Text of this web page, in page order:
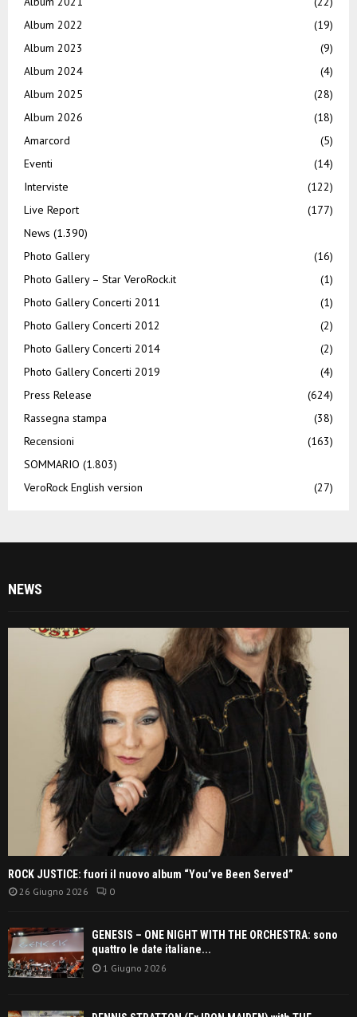
Album 2022
(19)
Album 2023
(9)
Album 2024
(4)
Album 2025
(28)
Album 2026
(18)
Amarcord
(5)
Eventi
(14)
Interviste
(122)
Live Report
(177)
News (1.390)
Photo Gallery
(16)
Photo Gallery – Star VeroRock.it
(1)
Photo Gallery Concerti 2011
(1)
Photo Gallery Concerti 2012
(2)
Photo Gallery Concerti 2014
(2)
Photo Gallery Concerti 2019
(4)
Press Release
(624)
Rassegna stampa
(38)
Recensioni
(163)
SOMMARIO (1.803)
VeroRock English version
(27)
NEWS
ROCK JUSTICE: fuori il nuovo album “You’ve Been Served”
26 Giugno 2026 0
GENESIS – ONE NIGHT WITH THE ORCHESTRA: sono
quattro le date italiane...
1 Giugno 2026